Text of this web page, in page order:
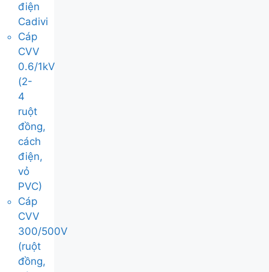
điện
Cadivi
Cáp
CVV
0.6/1kV
(2-
4
ruột
đồng,
cách
điện,
vỏ
PVC)
Cáp
CVV
300/500V
(ruột
đồng,